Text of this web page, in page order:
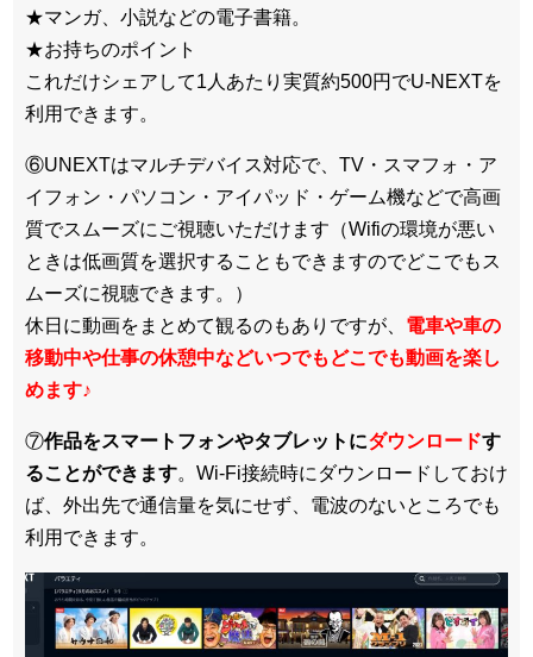
★マンガ、小説などの電子書籍。
★お持ちのポイント
これだけシェアして1人あたり実質約500円でU-NEXTを
利用できます。
⑥UNEXTはマルチデバイス対応で、TV・スマフォ・ア
イフォン・パソコン・アイパッド・ゲーム機などで高画
質でスムーズにご視聴いただけます（Wifiの環境が悪い
ときは低画質を選択することもできますのでどこでもス
ムーズに視聴できます。）
休日に動画をまとめて観るのもありですが、 電車や車の
移動中や仕事の休憩中などいつでもどこでも動画を楽し
めます♪
⑦作品をスマートフォンやタブレットにダウンロードす
ることができます。Wi-Fi接続時にダウンロードしておけ
ば、外出先で通信量を気にせず、電波のないところでも
利用できます。